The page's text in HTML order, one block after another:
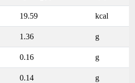
19.59 kcal
1.36 g
0.16 g
0.14 g